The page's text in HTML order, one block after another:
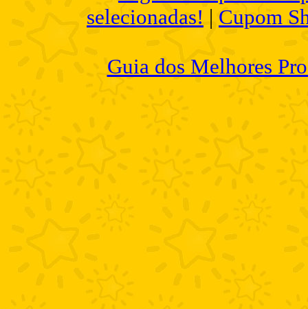
selecionadas! | Cupom
Guia dos Melhores